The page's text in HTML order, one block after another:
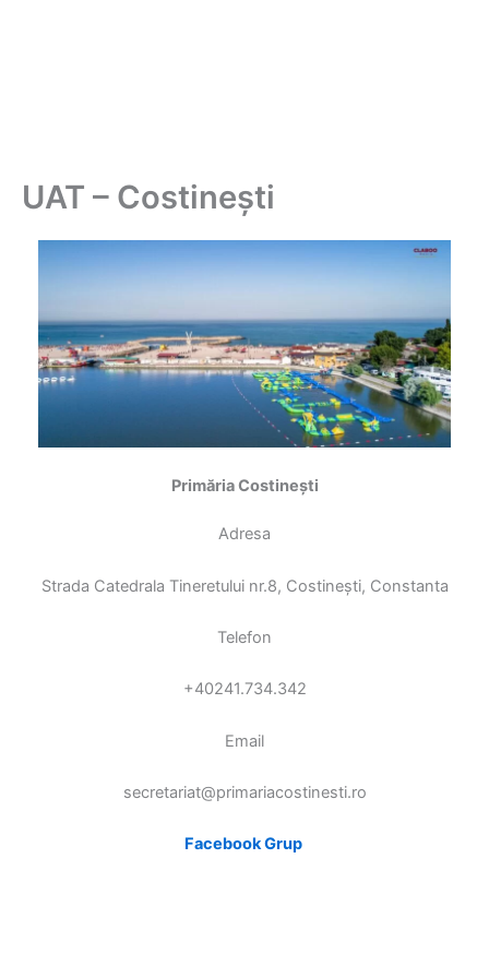
UAT – Costinești
Primăria Costinești
Adresa
Strada Catedrala Tineretului nr.8, Costinești, Constanta
Telefon
+40241.734.342
Email
secretariat@primariacostinesti.ro​
Facebook Grup